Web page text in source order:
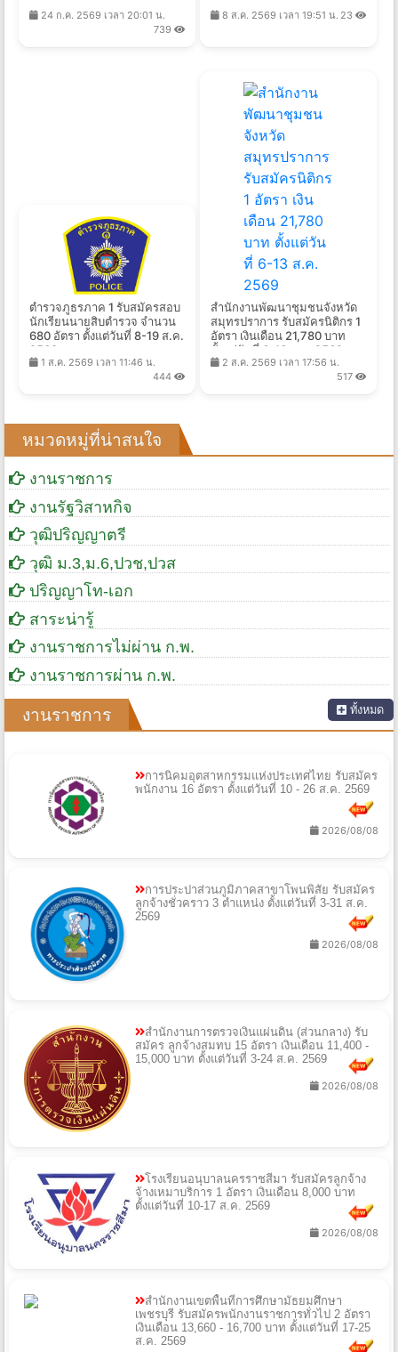
24 ก.ค. 2569 เวลา 20:01 น.
739
ตั้งแต่วันที่ 13 - 19 ส.ค. 2569
8 ส.ค. 2569 เวลา 19:51 น. 23
ตำรวจภูธรภาค 1 รับสมัครสอบ
นักเรียนนายสิบตำรวจ จำนวน
680 อัตรา ตั้งแต่วันที่ 8-19 ส.ค.
1 ส.ค. 2569 เวลา 11:46 น.
444
สำนักงานพัฒนาชุมชนจังหวัด
สมุทรปราการ รับสมัครนิติกร 1
อัตรา เงินเดือน 21,780 บาท
2 ส.ค. 2569 เวลา 17:56 น.
517
หมวดหมู่ที่น่าสนใจ
งานราชการ
งานรัฐวิสาหกิจ
วุฒิปริญญาตรี
วุฒิ ม.3,ม.6,ปวช,ปวส
ปริญญาโท-เอก
สาระน่ารู้
งานราชการไม่ผ่าน ก.พ.
งานราชการผ่าน ก.พ.
งานราชการ ทั้งหมด
การนิคมอุตสาหกรรมแห่งประเทศไทย รับสมัคร
พนักงาน 16 อัตรา ตั้งแต่วันที่ 10 - 26 ส.ค. 2569
2026/08/08
การประปาส่วนภูมิภาคสาขาโพนพิสัย รับสมัคร
ลูกจ้างชั่วคราว 3 ตำแหน่ง ตั้งแต่วันที่ 3-31 ส.ค.
2569
2026/08/08
สำนักงานการตรวจเงินแผ่นดิน (ส่วนกลาง) รับ
สมัคร ลูกจ้างสมทบ 15 อัตรา เงินเดือน 11,400 -
15,000 บาท ตั้งแต่วันที่ 3-24 ส.ค. 2569
2026/08/08
โรงเรียนอนุบาลนครราชสีมา รับสมัครลูกจ้าง
จ้างเหมาบริการ 1 อัตรา เงินเดือน 8,000 บาท
ตั้งแต่วันที่ 10-17 ส.ค. 2569
2026/08/08
สำนักงานเขตพื้นที่การศึกษามัธยมศึกษา
เพชรบุรี รับสมัครพนักงานราชการทั่วไป 2 อัตรา
เงินเดือน 13,660 - 16,700 บาท ตั้งแต่วันที่ 17-25
ส.ค. 2569